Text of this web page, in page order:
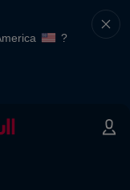
?